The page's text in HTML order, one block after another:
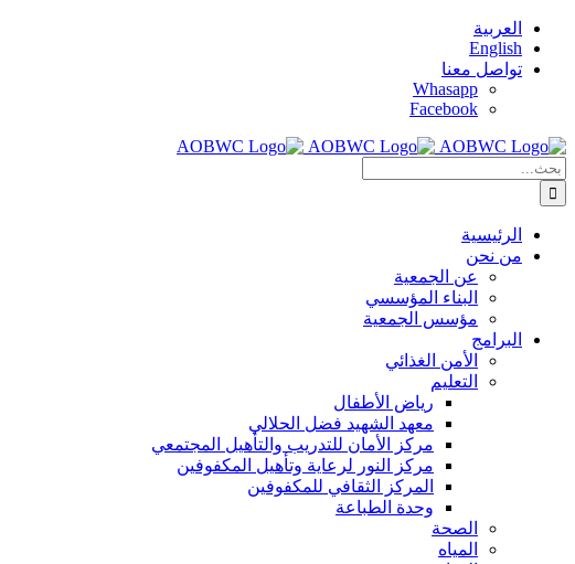
Skip
content
العربية
English
تواصل معنا
Whasapp
Facebook
البحث
عن:
الرئيسية
من نحن
عن الجمعية
البناء المؤسسي
مؤسس الجمعية
البرامج
الأمن الغذائي
التعليم
رياض الأطفال
معهد الشهيد فضل الحلالي
مركز الأمان للتدريب والتأهيل المجتمعي
مركز النور لرعاية وتأهيل المكفوفين
المركز الثقافي للمكفوفين
وحدة الطباعة
الصحة
المياه